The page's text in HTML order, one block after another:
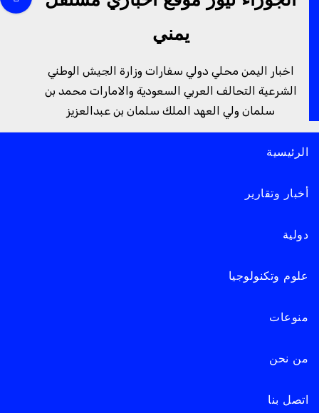
يمني
اخبار اليمن محلي دولي سفارات وزارة الجيش الوطني
الشرعية التحالف العربي السعودية والامارات محمد بن
سلمان ولي العهد الملك سلمان بن عبدالعزيز
الرئيسية
أخبار وتقارير
دولية
علوم وتكنولوجيا
منوعات
من نحن
اتصل بنا